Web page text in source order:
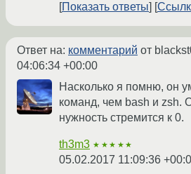
Показать ответы
Ответ на: комментарий от
04:06:34 +00:00
Насколько я помню, он
команд, чем bash и zsh.
нужность стремится к 0.
th3m3 ★★★★★
05.02.2017 11:09:36